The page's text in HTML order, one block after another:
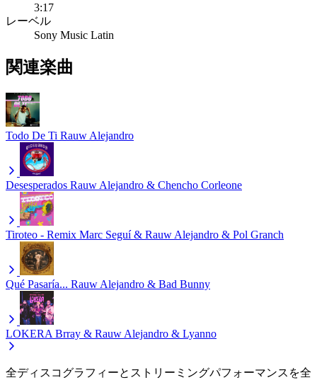
3:17
レーベル
Sony Music Latin
関連楽曲
Todo De Ti Rauw Alejandro
Desesperados Rauw Alejandro & Chencho Corleone
Tiroteo - Remix Marc Seguí & Rauw Alejandro & Pol Granch
Qué Pasaría... Rauw Alejandro & Bad Bunny
LOKERA Brray & Rauw Alejandro & Lyanno
全ディスコグラフィーとストリーミングパフォーマンスを全